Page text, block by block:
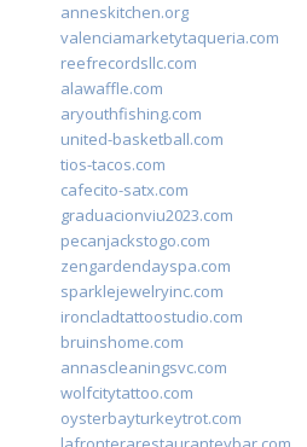
anneskitchen.org
valenciamarketytaqueria.com
reefrecordsllc.com
alawaffle.com
aryouthfishing.com
united-basketball.com
tios-tacos.com
cafecito-satx.com
graduacionviu2023.com
pecanjackstogo.com
zengardendayspa.com
sparklejewelryinc.com
ironcladtattoostudio.com
bruinshome.com
annascleaningsvc.com
wolfcitytattoo.com
oysterbayturkeytrot.com